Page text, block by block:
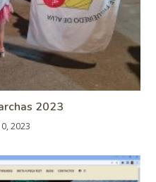
2023
2023